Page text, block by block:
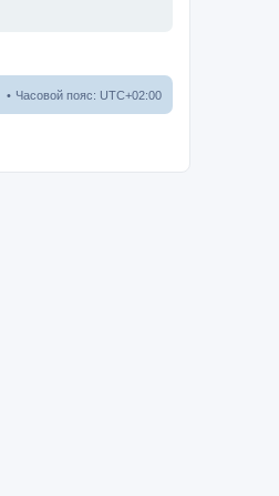
Часовой пояс: UTC+02:00